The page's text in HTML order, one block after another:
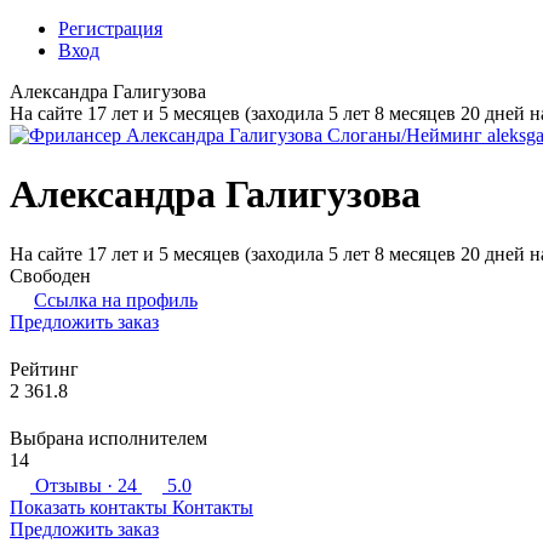
Регистрация
Вход
Александра Галигузова
На сайте 17 лет и 5 месяцев (заходила 5 лет 8 месяцев 20 дней
Александра Галигузова
На сайте 17 лет и 5 месяцев (заходила 5 лет 8 месяцев 20 дней
Свободен
Ссылка на профиль
Предложить заказ
Рейтинг
2 361.8
Выбрана исполнителем
14
Отзывы · 24
5.0
Показать контакты Контакты
Предложить заказ